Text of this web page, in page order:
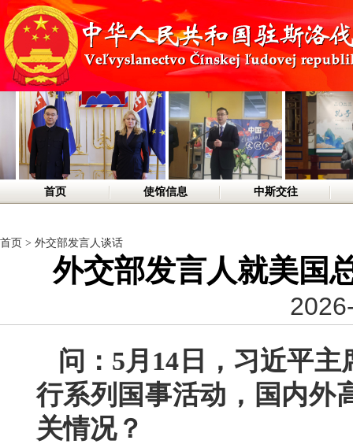
首页 使馆信息 中斯交往
首页 > 外交部发言人谈话
外交部发言人就美国
问：5月14日，习近平
行系列国事活动，国内外
关情况？